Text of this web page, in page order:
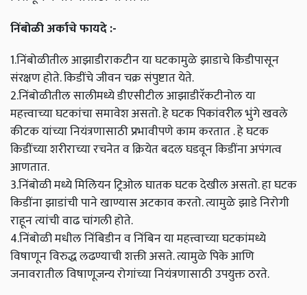
निंबोळी अर्काचे फायदे :-
1.निंबोळीतील आझाडीराकटीन या घटकामुळे झाडाचे किडीपासून
संरक्षण होते. किडींचे जीवन चक्र संपुष्टात येते.
2.निंबोळीतील सालीमध्ये डीएसीटील आझाडीरॅकटीनोल या
महत्त्वाच्या घटकांचा समावेश असतो. हे घटक पिकांवरील भुंगे खवले
कीटक यांच्या नियंत्रणासाठी प्रभावीपणे काम करतात . हे घटक
किडींच्या शरीराच्या रचनेत व क्रियेत बदल घडवून किडींना अपंगत्व
आणतात.
3.निंबोळी मध्ये मिलियन ट्रिओल घातक घटक देखील असतो. हा घटक
किडींना झाडांची पाने खाण्यास अटकाव करतो. त्यामुळे झाडे निरोगी
राहून त्यांची वाढ चांगली होते.
4.निंबोळी मधील निंबिडीन व निंबिन या महत्त्वाच्या घटकांमध्ये
विषाणून विरुद्ध लढण्याची शक्ती असते. त्यामुळे पिके आणि
जनावरातील विषाणूजन्य रोगांच्या नियंत्रणासाठी उपयुक्त ठरते.